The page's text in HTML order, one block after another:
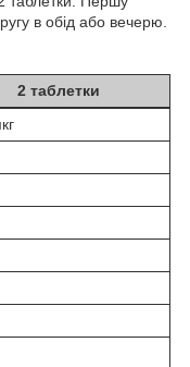
в обід або вечерю.
2 таблетки